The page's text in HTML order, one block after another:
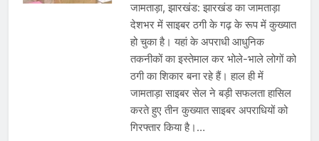
जामताड़ा, झारखंड: झारखंड का जामताड़ा
देशभर में साइबर ठगी के गढ़ के रूप में कुख्यात
हो चुका है। यहां के अपराधी आधुनिक
तकनीकों का इस्तेमाल कर भोले-भाले लोगों को
ठगी का शिकार बना रहे हैं। हाल ही में
जामताड़ा साइबर सेल ने बड़ी सफलता हासिल
करते हुए तीन कुख्यात साइबर अपराधियों को
गिरफ्तार किया है।…